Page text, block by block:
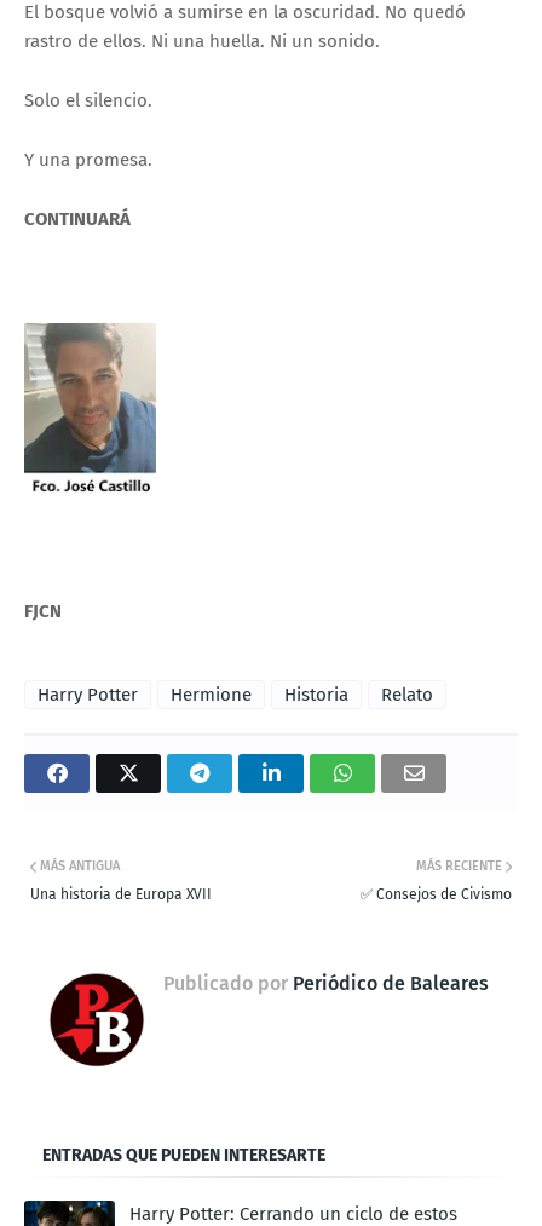
El bosque volvió a sumirse en la oscuridad. No quedó
rastro de ellos. Ni una huella. Ni un sonido.
Solo el silencio.
Y una promesa.
CONTINUARÁ
FJCN
Harry Potter Hermione Historia Relato
MÁS RECIENTE
✅ Consejos de Civismo
MÁS ANTIGUA
Una historia de Europa XVII
Publicado por Periódico de Baleares
ENTRADAS QUE PUEDEN INTERESARTE
Harry Potter: Cerrando un ciclo de estos